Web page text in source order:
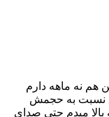
هم نه ماهه دارم
نسبت به حجمش
میدم حتی صدای